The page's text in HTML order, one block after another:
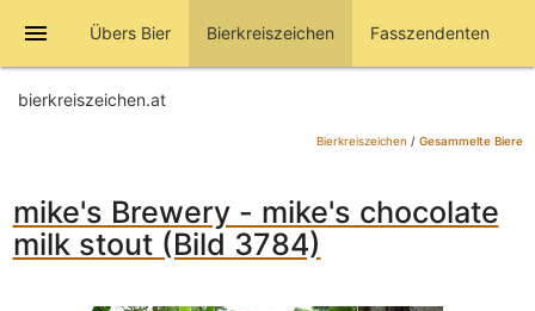
menu Übers Bier Bierkreiszeichen Fasszendenten
bierkreiszeichen.at
Bierkreiszeichen / Gesammelte Biere
mike's Brewery - mike's chocolate
milk stout (Bild 3784)